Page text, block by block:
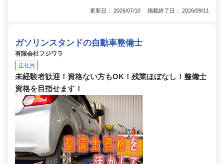
更新日： 2026/07/10 掲載終了日： 2026/09/11
ガソリンスタンドの自動車整備士
有限会社フジワラ
正社員
未経験者歓迎！資格ない方もOK！残業ほぼなし！整備士
資格を目指せます！